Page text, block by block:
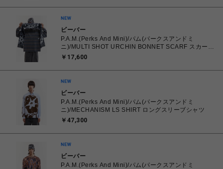
ビーバー
P.A.M.(Perks And Mini)/パム(パークスアンドミ
ニ)/MULTI SHOT URCHIN BONNET SCARF スカー
フ マフラー
￥17,600
ビーバー
P.A.M.(Perks And Mini)/パム(パークスアンドミ
ニ)/MECHANISM LS SHIRT ロングスリーブシャツ
￥47,300
ビーバー
P.A.M.(Perks And Mini)/パム(パークスアンドミ